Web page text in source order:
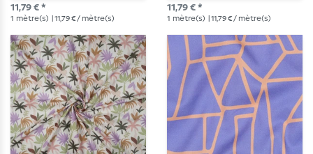
blanc magenta
11,79 € *
1 mètre(s) | 11,79 € / mètre(s)
Rouge
11,79 € *
1 mètre(s) | 11,79 € / mètre(s)